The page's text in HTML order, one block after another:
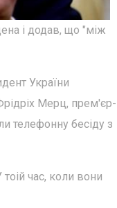
і додав, що "між
України
Мерц, прем'єр-
телефонну бесіду з
час, коли вони